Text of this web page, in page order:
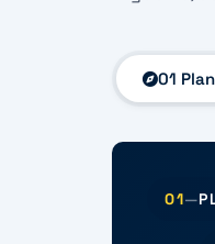
01 Plan
01—